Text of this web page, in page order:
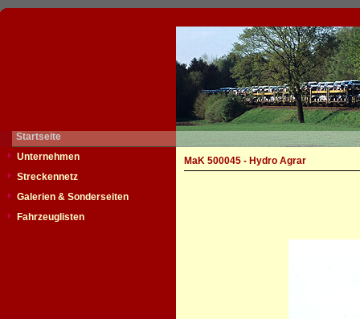
Startseite
Unternehmen
Streckennetz
Galerien & Sonderseiten
Fahrzeuglisten
MaK 500045 - Hydro Agrar